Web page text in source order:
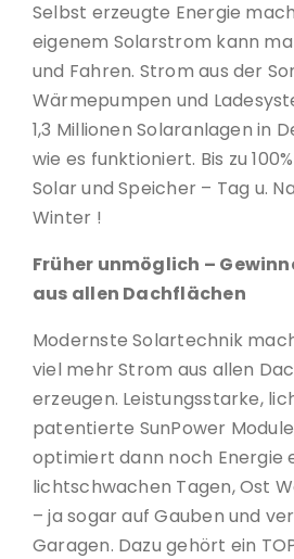
Selbst erzeugte Energie
eigenem Solarstrom kann
und Fahren. Strom aus der
Wärmepumpen und
1,3 Millionen Solaranlagen in
wie es funktioniert. Bis zu
Solar und Speicher – Tag u.
Winter !
Früher unmöglich –
aus allen Dachflächen
Modernste Solartechnik
viel mehr Strom aus allen
erzeugen. Leistungsstarke,
patentierte SunPower
optimiert dann noch Energie
lichtschwachen Tagen, Ost
– ja sogar auf Gauben und
Garagen. Dazu gehört ein